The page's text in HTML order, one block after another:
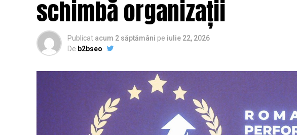
schimbă organizații
Publicat acum 2 săptămâni pe iulie 22, 2026
De b2bseo